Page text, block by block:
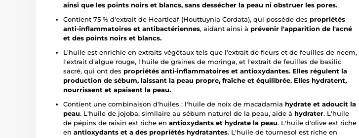
ainsi que les points noirs et blancs, sans dessécher la peau ni obstruer les pores.
Contient 75 % d'extrait de Heartleaf (Houttuynia Cordata), qui possède des propriétés
anti-inflammatoires et antibactériennes, aidant ainsi à prévenir l'apparition de l'acné
et des points noirs et blancs.
L'huile est enrichie en extraits végétaux tels que l'extrait de fleurs et de feuilles de neem,
l'extrait d'algue rouge, l'huile de graines de moringa, et l'extrait de feuilles de basilic
sacré, qui ont des propriétés anti-inflammatoires et antioxydantes. Elles régulent la
production de sébum, laissant la peau propre, fraîche et équilibrée. Elles hydratent,
nourrissent et apaisent la peau.
Contient une combinaison d'huiles : l'huile de noix de macadamia hydrate et adoucit la
peau. L'huile de jojoba, similaire au sébum naturel de la peau, aide à hydrater. L'huile
de pépins de raisin est riche en antioxydants et hydrate la peau. L'huile d'olive est riche
en antioxydants et a des propriétés hydratantes. L'huile de tournesol est riche en